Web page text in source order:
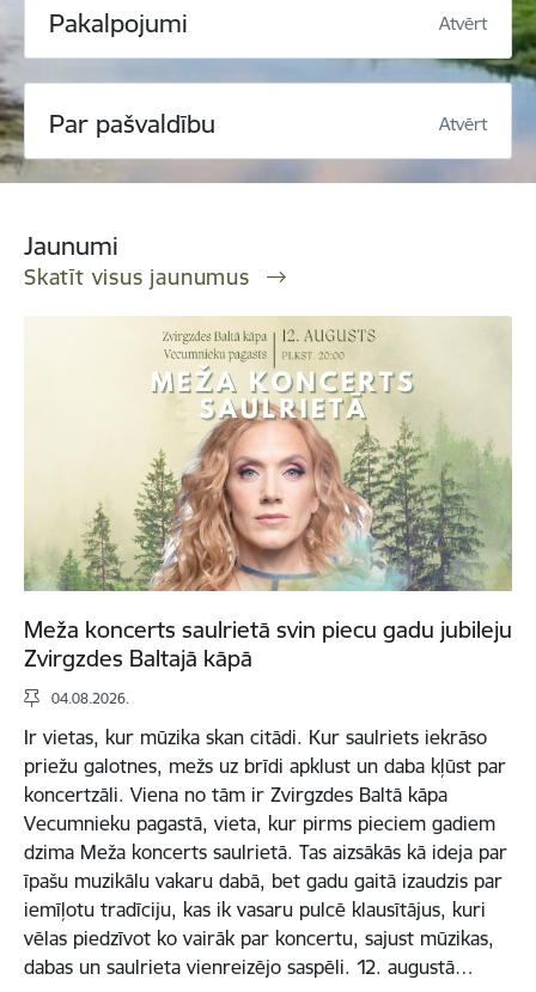
Pakalpojumi Atvērt
Par pašvaldību Atvērt
Jaunumi
Skatīt visus jaunumus
Meža koncerts saulrietā svin piecu gadu jubileju
Zvirgzdes Baltajā kāpā
04.08.2026.
Ir vietas, kur mūzika skan citādi. Kur saulriets iekrāso
priežu galotnes, mežs uz brīdi apklust un daba kļūst par
koncertzāli. Viena no tām ir Zvirgzdes Baltā kāpa
Vecumnieku pagastā, vieta, kur pirms pieciem gadiem
dzima Meža koncerts saulrietā. Tas aizsākās kā ideja par
īpašu muzikālu vakaru dabā, bet gadu gaitā izaudzis par
iemīļotu tradīciju, kas ik vasaru pulcē klausītājus, kuri
vēlas piedzīvot ko vairāk par koncertu, sajust mūzikas,
dabas un saulrieta vienreizējo saspēli. 12. augustā…